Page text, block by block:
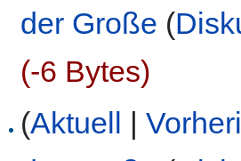
der Große (
(-6 Bytes)
(Aktuell |